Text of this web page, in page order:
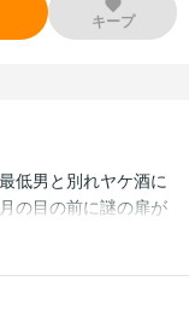
キープ
低男と別れヤケ酒に
の目の前に謎の扉が
法図書館!? ※本電子